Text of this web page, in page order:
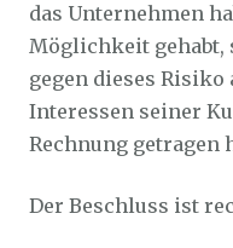
das Unternehmen
Möglichkeit
gegen dieses Risiko
Interessen seiner
Rechnung getragen
Der Beschluss ist